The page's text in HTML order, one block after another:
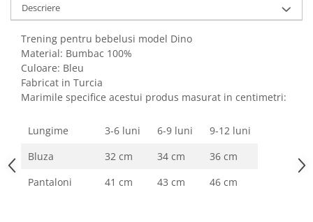
Descriere
Trening pentru bebelusi model Dino
Material: Bumbac 100%
Culoare: Bleu
Fabricat in Turcia
Marimile specifice acestui produs masurat in centimetri:
Lungime 3-6 luni 6-9 luni
9-12 luni
Bluza
32 cm 34 cm
36 cm
Pantaloni
41 cm 43 cm 46 cm